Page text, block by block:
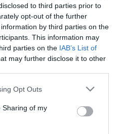
to third parties prior to
opt-out of the further
by third parties on the
This information may
parties on the IAB’s List of
may further disclose it to other
app uses one or more Google
behaviour. You may click to
and its third-party tags to
purposes in below Google
Opt Outs
Sharing of my